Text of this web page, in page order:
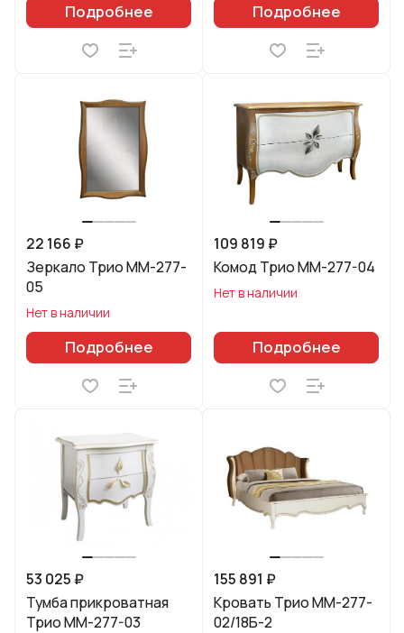
Подробнее Подробнее
22 166 ₽
Зеркало Трио ММ-277-
05
Нет в наличии
Подробнее
109 819 ₽
Комод Трио ММ-277-04
Нет в наличии
Подробнее
53 025 ₽
Тумба прикроватная
Трио ММ-277-03
155 891 ₽
Кровать Трио ММ-277-
02/18Б-2